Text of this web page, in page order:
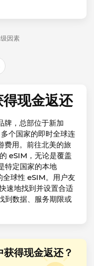
因素
现金返还
牌，总部位于新加
个国家的即时全球连
费用。前往北美的旅
eSIM，无论是覆盖
特定国家的本地
全球性 eSIM。用户友
速地找到并设置合适
到数据、服务期限或
得现金返还？